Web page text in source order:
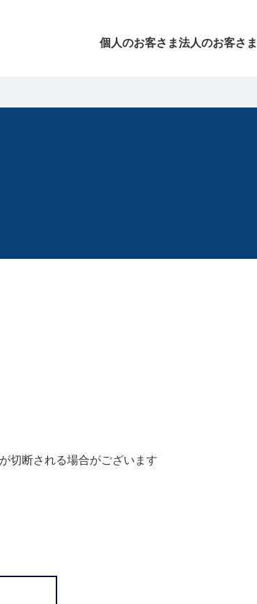
個人のお客さま法人のお客さま
切断される場合がございます